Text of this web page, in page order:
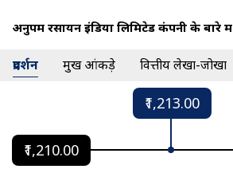
अनुपम रसायन इंडिया लिमिटेड कंपनी के बारे में
प्रदर्शन प्रमुख आंकड़े वित्तीय लेखा-जोखा
₹1,213.00
₹1,210.00